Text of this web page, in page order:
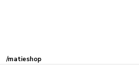
/matieshop